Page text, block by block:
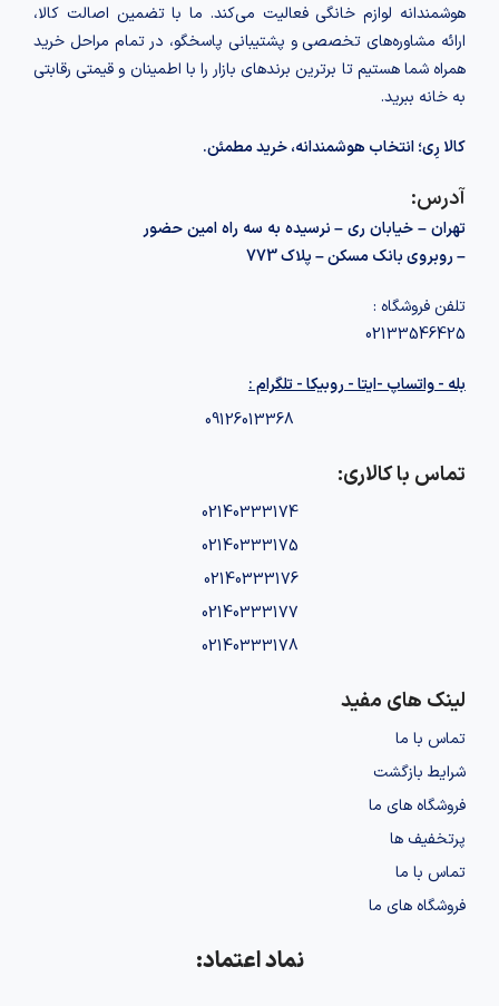
هوشمندانه لوازم خانگی فعالیت می‌کند. ما با تضمین اصالت کالا،
ارائه مشاوره‌های تخصصی و پشتیبانی پاسخگو، در تمام مراحل خرید
همراه شما هستیم تا برترین برندهای بازار را با اطمینان و قیمتی رقابتی
به خانه‌ ببرید.
کالا رِی؛ انتخاب هوشمندانه، خرید مطمئن.
آدرس:
تهران – خیابان ری – نرسیده به سه راه امین حضور
– روبروی بانک مسکن – پلاک 773
تلفن فروشگاه :
02133546425
بله - واتساپ -ایتا - روبیکا - تلگرام :
09126013368
تماس با کالاری:
02140333174
02140333175
02140333176
02140333177
02140333178
لینک های مفید
تماس با ما
شرایط بازگشت
فروشگاه های ما
پرتخفیف ها
تماس با ما
فروشگاه های ما
نماد اعتماد: